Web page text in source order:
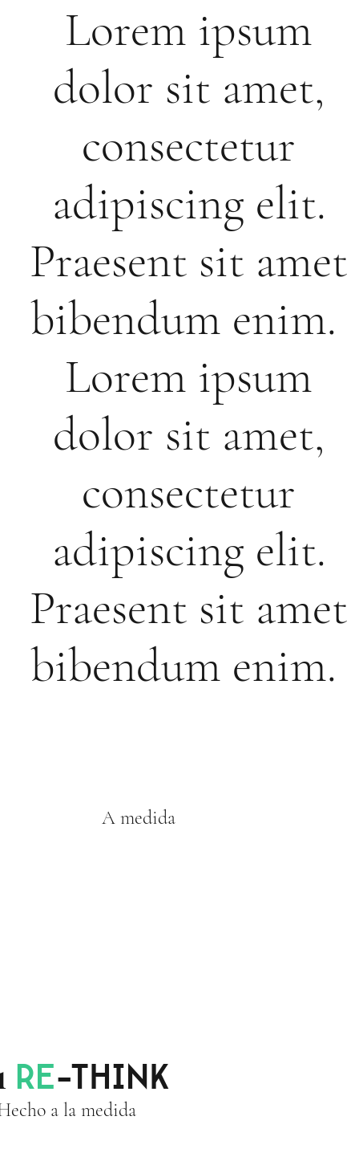
RE-THINK
A medida
a la medida
Lorem ipsum
dolor sit amet,
consectetur
adipiscing elit.
Praesent sit amet
bibendum enim.
Lorem ipsum
dolor sit amet,
consectetur
adipiscing elit.
Praesent sit amet
bibendum enim.